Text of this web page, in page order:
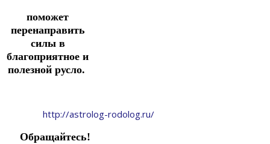
поможет
перенаправить
силы в
благоприятное и
полезной русло.
http://astrolog-rodolog.ru/
Обращайтесь!